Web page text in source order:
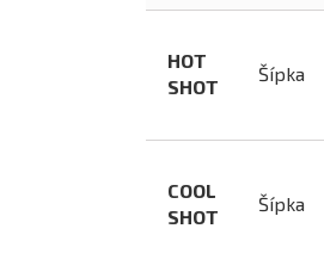
HOT
SHOT
Šípka
COOL
SHOT
Šípka